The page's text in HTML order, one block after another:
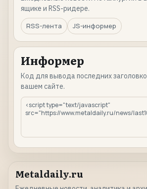
ящике и RSS-ридере.
RSS-лента
JS-информер
Информер
Код для вывода последних
вашем сайте.
Metaldaily.ru